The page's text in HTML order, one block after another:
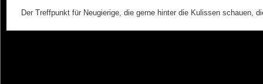
Der Treffpunkt für Neugierige, die gerne hinter die Kulissen schauen,